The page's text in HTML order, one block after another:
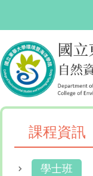
要
內
容
區
課程資訊
學士班